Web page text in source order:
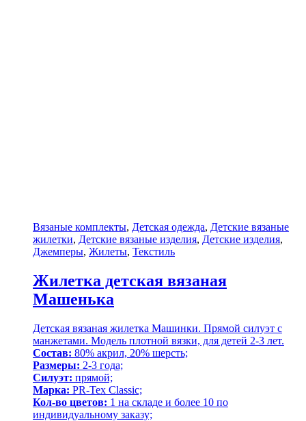
Вязаные комплекты, Детская одежда, Детские вязаные
жилетки, Детские вязаные изделия, Детские изделия,
Джемперы, Жилеты, Текстиль
Жилетка детская вязаная
Машенька
Детская вязаная жилетка Машинки. Прямой силуэт с
манжетами. Модель плотной вязки, для детей 2-3 лет.
Состав: 80% акрил, 20% шерсть;
Размеры: 2-3 года;
Силуэт: прямой;
Марка: PR-Tex Classic;
Кол-во цветов: 1 на складе и более 10 по
индивидуальному заказу;